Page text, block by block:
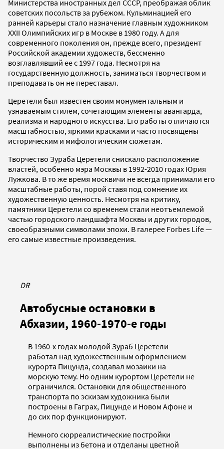
Министерства иностранных дел СССР, преображая облик
советских посольств за рубежом. Кульминацией его
ранней карьеры стало назначение главным художником
XXII Олимпийских игр в Москве в 1980 году. А для
современного поколения он, прежде всего, президент
Российской академии художеств, бессменно
возглавлявший ее с 1997 года. Несмотря на
государственную должность, заниматься творчеством и
преподавать он не переставал.
Церетели был известен своим монументальным и
узнаваемым стилем, сочетающим элементы авангарда,
реализма и народного искусства. Его работы отличаются
масштабностью, яркими красками и часто посвящены
историческим и мифологическим сюжетам.
Творчество Зураба Церетели снискало расположение
властей, особенно мэра Москвы в 1992-2010 годах Юрия
Лужкова. В то же время москвичи не всегда принимали его
масштабные работы, порой ставя под сомнение их
художественную ценность. Несмотря на критику,
памятники Церетели со временем стали неотъемлемой
частью городского ландшафта Москвы и других городов,
своеобразными символами эпохи. В галерее Forbes Life —
его самые известные произведения.
DR
Автобусные остановки в
Абхазии, 1960-1970-е годы
​​В 1960-х годах молодой Зураб Церетели
работал над художественным оформлением
курорта Пицунда, создавал мозаики на
морскую тему. Но одним курортом Церетели не
ограничился. Остановки для общественного
транспорта по эскизам художника были
построены в Гаграх, Пицунде и Новом Афоне и
до сих пор функционируют.
Немного сюрреалистические постройки
выполнены из бетона и отделаны цветной